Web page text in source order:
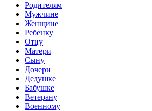
Родителям
Мужчине
Женщине
Ребенку
Отцу
Матери
Сыну
Дочери
Дедушке
Бабушке
Ветерану
Военному